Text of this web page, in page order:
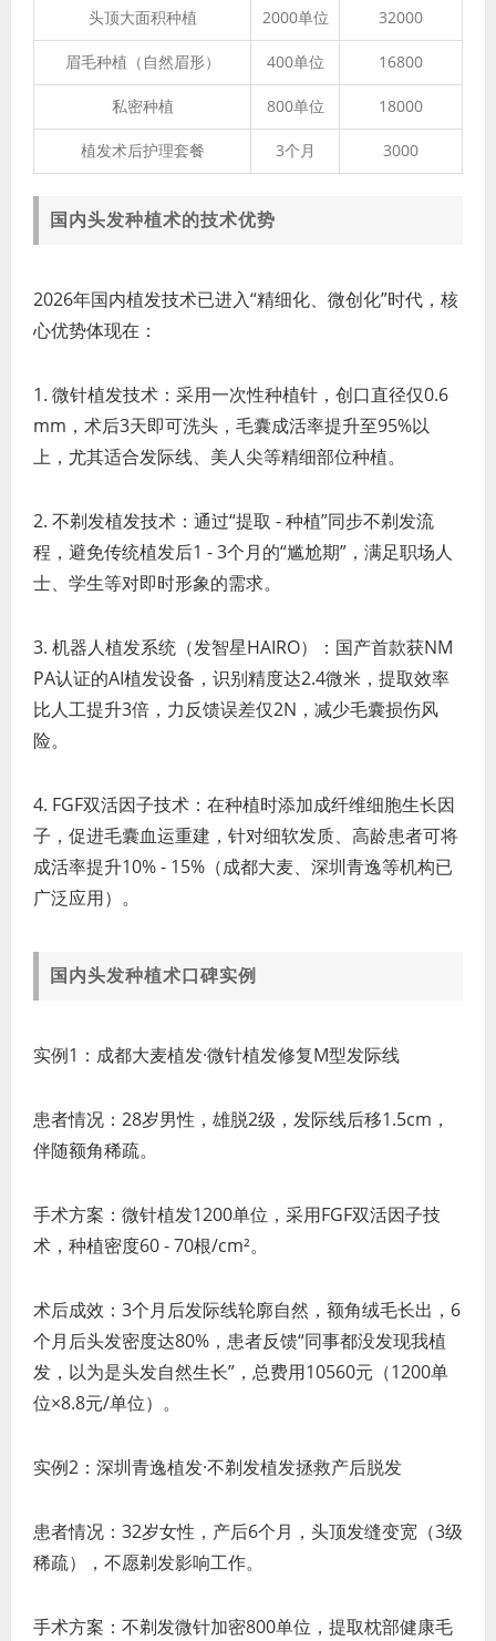
头顶大面积种植 2000单位 32000
眉毛种植（自然眉形） 400单位 16800
私密种植 800单位 18000
植发术后护理套餐 3个月 3000
国内头发种植术的技术优势
2026年国内植发技术已进入“精细化、微创化”时代，核
心优势体现在：
1. 微针植发技术：采用一次性种植针，创口直径仅0.6
mm，术后3天即可洗头，毛囊成活率提升至95%以
上，尤其适合发际线、美人尖等精细部位种植。
2. 不剃发植发技术：通过“提取 - 种植”同步不剃发流
程，避免传统植发后1 - 3个月的“尴尬期”，满足职场人
士、学生等对即时形象的需求。
3. 机器人植发系统（发智星HAIRO）：国产首款获NM
PA认证的AI植发设备，识别精度达2.4微米，提取效率
比人工提升3倍，力反馈误差仅2N，减少毛囊损伤风
险。
4. FGF双活因子技术：在种植时添加成纤维细胞生长因
子，促进毛囊血运重建，针对细软发质、高龄患者可将
成活率提升10% - 15%（成都大麦、深圳青逸等机构已
广泛应用）。
国内头发种植术口碑实例
实例1：成都大麦植发·微针植发修复M型发际线
患者情况：28岁男性，雄脱2级，发际线后移1.5cm，
伴随额角稀疏。
手术方案：微针植发1200单位，采用FGF双活因子技
术，种植密度60 - 70根/cm²。
术后成效：3个月后发际线轮廓自然，额角绒毛长出，6
个月后头发密度达80%，患者反馈“同事都没发现我植
发，以为是头发自然生长”，总费用10560元（1200单
位×8.8元/单位）。
实例2：深圳青逸植发·不剃发植发拯救产后脱发
患者情况：32岁女性，产后6个月，头顶发缝变宽（3级
稀疏），不愿剃发影响工作。
手术方案：不剃发微针加密800单位，提取枕部健康毛